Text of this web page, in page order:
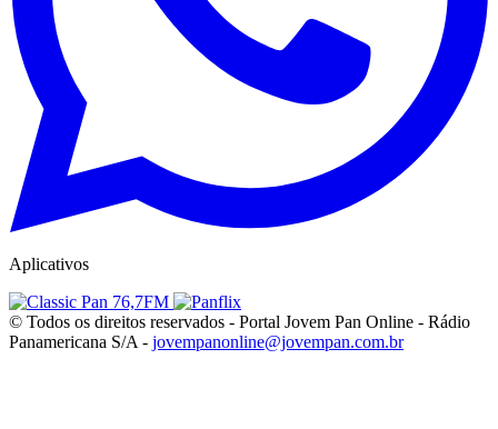
Aplicativos
© Todos os direitos reservados - Portal Jovem Pan Online - Rádio
Panamericana S/A - jovempanonline@jovempan.com.br